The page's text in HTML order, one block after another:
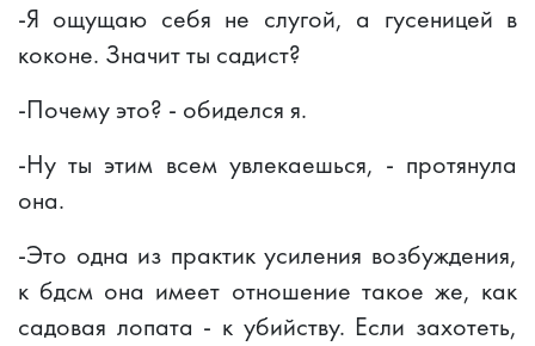
-Я ощущаю себя не слугой, а гусеницей в
коконе. Значит ты садист?
-Почему это? - обиделся я.
-Ну ты этим всем увлекаешься, - протянула
она.
-Это одна из практик усиления возбуждения,
к бдсм она имеет отношение такое же, как
садовая лопата - к убийству. Если захотеть,